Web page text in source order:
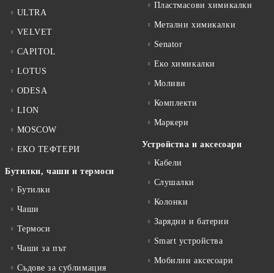
ULTRA
VELVET
CAPITOL
LOTUS
ODESA
LION
MOSCOW
ЕКО ТЕФТЕРИ
Бутилки, чаши и термоси
Бутилки
Чаши
Термоси
Чаши за път
Съдове за сублимация
Пластмасови химикалки
Метални химикалки
Senator
Еко химикалки
Моливи
Комплекти
Маркери
Устройства и аксесоари
Кабели
Слушалки
Колонки
Зарядни и батерии
Smart устройства
Мобилни аксесоари